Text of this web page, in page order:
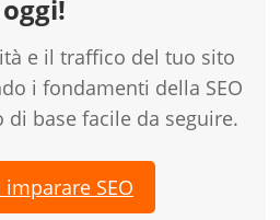
oggi!
e il traffico del tuo sito
i fondamenti della SEO
base facile da seguire.
imparare SEO